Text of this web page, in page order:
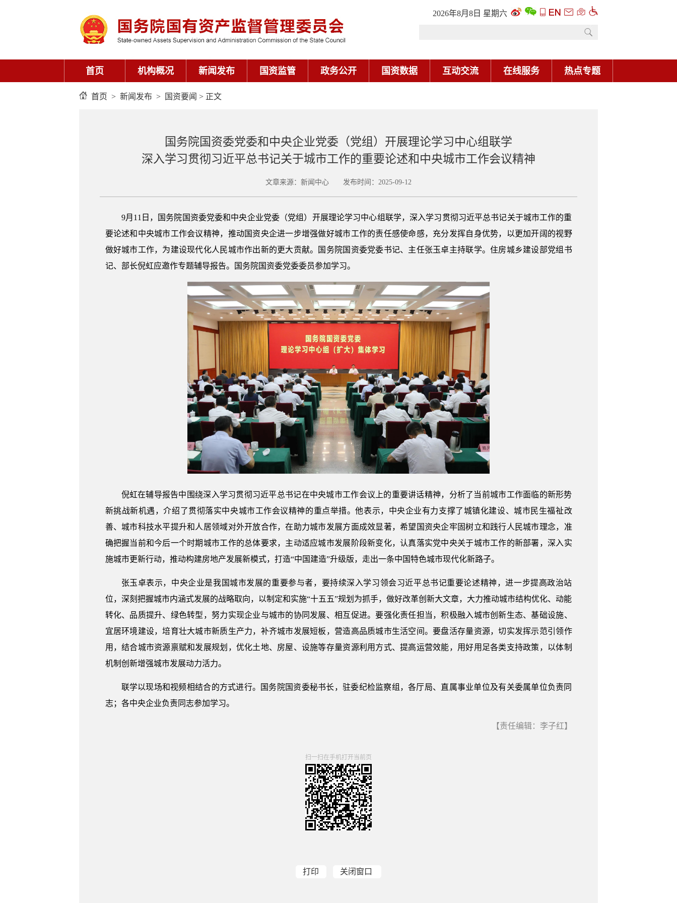
2026年8月8日 星期六
首页 机构概况 新闻发布 国资监管 政务公开 国资数据 互动交流 在线服务 热点专题
首页 > 新闻发布 > 国资要闻 > 正文
国务院国资委党委和中央企业党委（党组）开展理论学习中心组联学
深入学习贯彻习近平总书记关于城市工作的重要论述和中央城市工作会议精神
文章来源：新闻中心 发布时间：2025-09-12
9月11日，国务院国资委党委和中央企业党委（党组）开展理论学习中心组联学，深入学习贯彻习近平总书记关于城市工作的重
要论述和中央城市工作会议精神，推动国资央企进一步增强做好城市工作的责任感使命感，充分发挥自身优势，以更加开阔的视野
做好城市工作，为建设现代化人民城市作出新的更大贡献。国务院国资委党委书记、主任张玉卓主持联学。住房城乡建设部党组书
记、部长倪虹应邀作专题辅导报告。国务院国资委党委委员参加学习。
倪虹在辅导报告中围绕深入学习贯彻习近平总书记在中央城市工作会议上的重要讲话精神，分析了当前城市工作面临的新形势
新挑战新机遇，介绍了贯彻落实中央城市工作会议精神的重点举措。他表示，中央企业有力支撑了城镇化建设、城市民生福祉改
善、城市科技水平提升和人居领域对外开放合作，在助力城市发展方面成效显著，希望国资央企牢固树立和践行人民城市理念，准
确把握当前和今后一个时期城市工作的总体要求，主动适应城市发展阶段新变化，认真落实党中央关于城市工作的新部署，深入实
施城市更新行动，推动构建房地产发展新模式，打造“中国建造”升级版，走出一条中国特色城市现代化新路子。
张玉卓表示，中央企业是我国城市发展的重要参与者，要持续深入学习领会习近平总书记重要论述精神，进一步提高政治站
位，深刻把握城市内涵式发展的战略取向，以制定和实施“十五五”规划为抓手，做好改革创新大文章，大力推动城市结构优化、动能
转化、品质提升、绿色转型，努力实现企业与城市的协同发展、相互促进。要强化责任担当，积极融入城市创新生态、基础设施、
宜居环境建设，培育壮大城市新质生产力，补齐城市发展短板，营造高品质城市生活空间。要盘活存量资源，切实发挥示范引领作
用，结合城市资源禀赋和发展规划，优化土地、房屋、设施等存量资源利用方式、提高运营效能，用好用足各类支持政策，以体制
机制创新增强城市发展动力活力。
联学以现场和视频相结合的方式进行。国务院国资委秘书长，驻委纪检监察组，各厅局、直属事业单位及有关委属单位负责同
志；各中央企业负责同志参加学习。
【责任编辑：李子红】
扫一扫在手机打开当前页
打印 关闭窗口